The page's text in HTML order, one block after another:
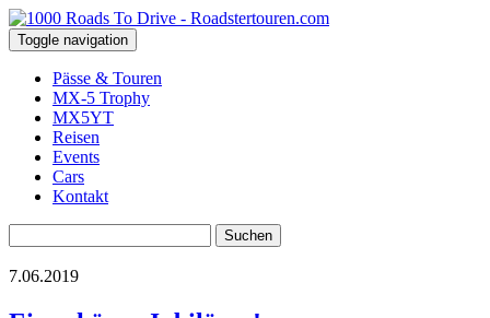
Toggle navigation
Pässe & Touren
MX-5 Trophy
MX5YT
Reisen
Events
Cars
Kontakt
nach:
7.06.2019